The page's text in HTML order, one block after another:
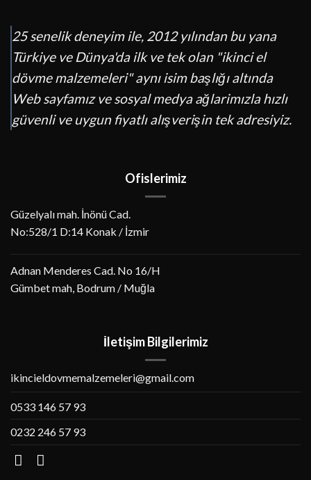
25 senelik deneyim ile, 2012 yılından bu yana
Türkiye ve Dünya'da ilk ve tek olan "ikinci el
dövme malzemeleri" aynı isim başlığı altında
Web sayfamız ve sosyal medya ağlarimızla hızlı
güvenli ve uygun fiyatlı alışverişin tek adresiyiz.
Ofislerimiz
Güzelyalı mah. İnönü Cad.
No:528/1 D:14 Konak / İzmir
Adnan Menderes Cad. No 16/H
Gümbet mah, Bodrum / Muğla
İletişim Bilgilerimiz
ikincieldovmemalzemeleri@gmail.com
0533 146 57 93
0232 246 57 93